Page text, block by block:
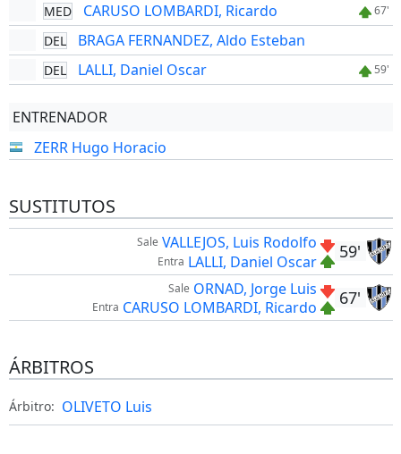
MED CARUSO LOMBARDI, Ricardo 67'
DEL BRAGA FERNANDEZ, Aldo Esteban
DEL LALLI, Daniel Oscar 59'
ENTRENADOR
ZERR Hugo Horacio
SUSTITUTOS
59'
Sale VALLEJOS, Luis Rodolfo
Entra LALLI, Daniel Oscar
67'
Sale ORNAD, Jorge Luis
Entra CARUSO LOMBARDI, Ricardo
ÁRBITROS
Árbitro: OLIVETO Luis